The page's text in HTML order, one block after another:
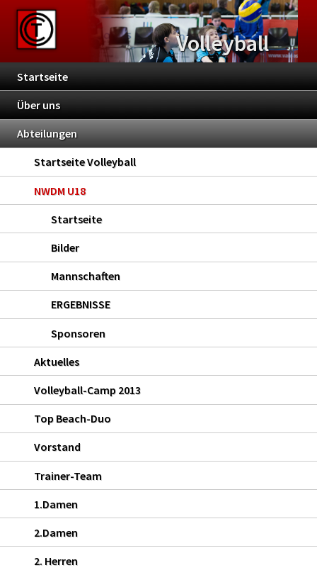
Volleyball
Startseite
Über uns
Abteilungen
Startseite Volleyball
NWDM U18
Startseite
Bilder
Mannschaften
ERGEBNISSE
Sponsoren
Aktuelles
Volleyball-Camp 2013
Top Beach-Duo
Vorstand
Trainer-Team
1.Damen
2.Damen
2. Herren